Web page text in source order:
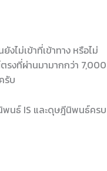
ไม่เข้าที่เข้าทาง หรือไม่
รงที่ผ่านมามากกว่า 7,000
รับ
พนธ์ IS และดุษฎีนิพนธ์ครบ